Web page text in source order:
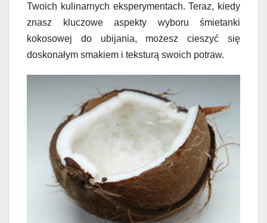
Twoich kulinarnych eksperymentach. Teraz, kiedy
znasz kluczowe aspekty wyboru śmietanki
kokosowej do ubijania, możesz cieszyć się
doskonałym smakiem i teksturą swoich potraw.